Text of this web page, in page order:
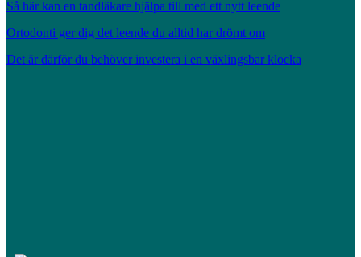
Så här kan en tandläkare hjälpa till med ett nytt leende
Ortodonti ger dig det leende du alltid har drömt om
Det är därför du behöver investera i en växlingsbar klocka